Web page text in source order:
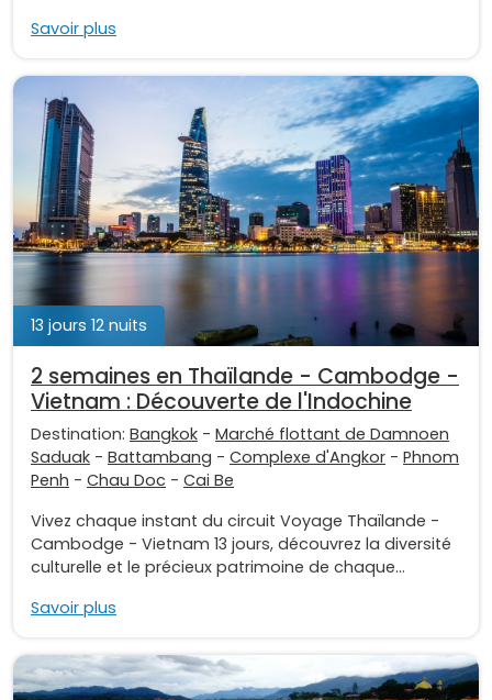
Savoir plus
13 jours 12 nuits
2 semaines en Thaïlande - Cambodge -
Vietnam : Découverte de l'Indochine
Destination: Bangkok - Marché flottant de Damnoen
Saduak - Battambang - Complexe d'Angkor - Phnom
Penh - Chau Doc - Cai Be
Vivez chaque instant du circuit Voyage Thaïlande -
Cambodge - Vietnam 13 jours, découvrez la diversité
culturelle et le précieux patrimoine de chaque...
Savoir plus